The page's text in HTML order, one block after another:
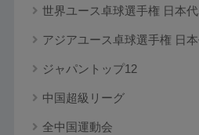
世界ユース卓球選手権 日本
アジアユース卓球選手権 日
ジャパントップ12
中国超級リーグ
全中国運動会